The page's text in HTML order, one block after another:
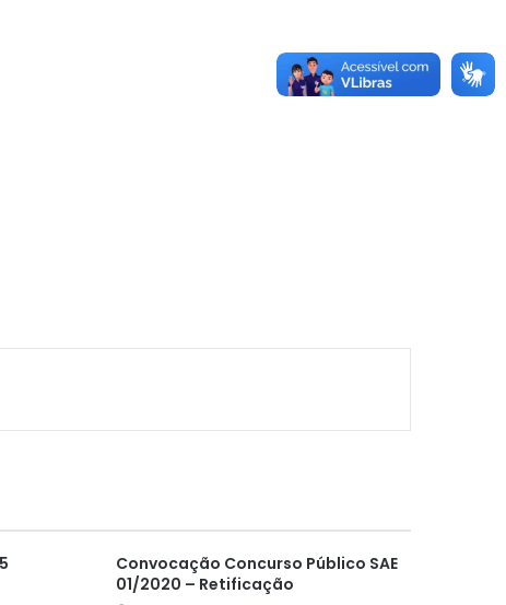
Convocação Concurso Público SAE
01/2020 – Retificação